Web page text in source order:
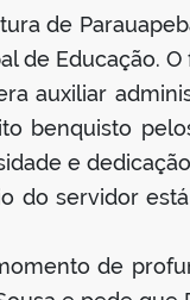
de
de Educação.
auxiliar
benquisto
e
do servidor
de